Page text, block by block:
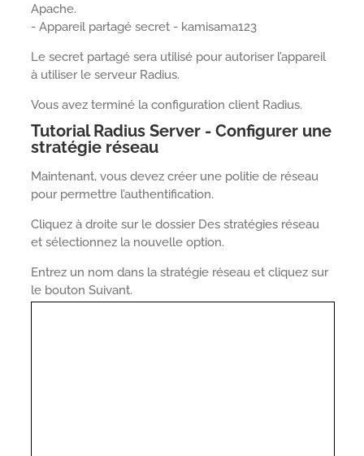
Apache.
- Appareil partagé secret - kamisama123
Le secret partagé sera utilisé pour autoriser l’appareil
à utiliser le serveur Radius.
Vous avez terminé la configuration client Radius.
Tutorial Radius Server - Configurer une
stratégie réseau
Maintenant, vous devez créer une politie de réseau
pour permettre l’authentification.
Cliquez à droite sur le dossier Des stratégies réseau
et sélectionnez la nouvelle option.
Entrez un nom dans la stratégie réseau et cliquez sur
le bouton Suivant.